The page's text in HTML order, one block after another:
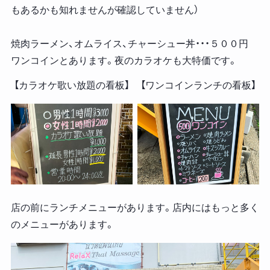
もあるかも知れませんが確認していません）
焼肉ラーメン、オムライス、チャーシュー丼・・・５００円
ワンコインとあります。夜のカラオケも大特価です。
【カラオケ歌い放題の看板】 【ワンコインランチの看板】
店の前にランチメニューがあります。店内にはもっと多く
のメニューがあります。